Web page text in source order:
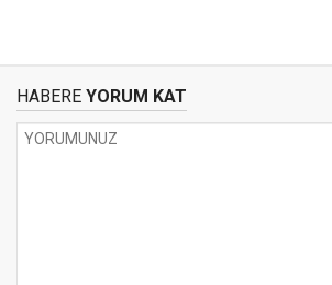
HABERE YORUM KAT